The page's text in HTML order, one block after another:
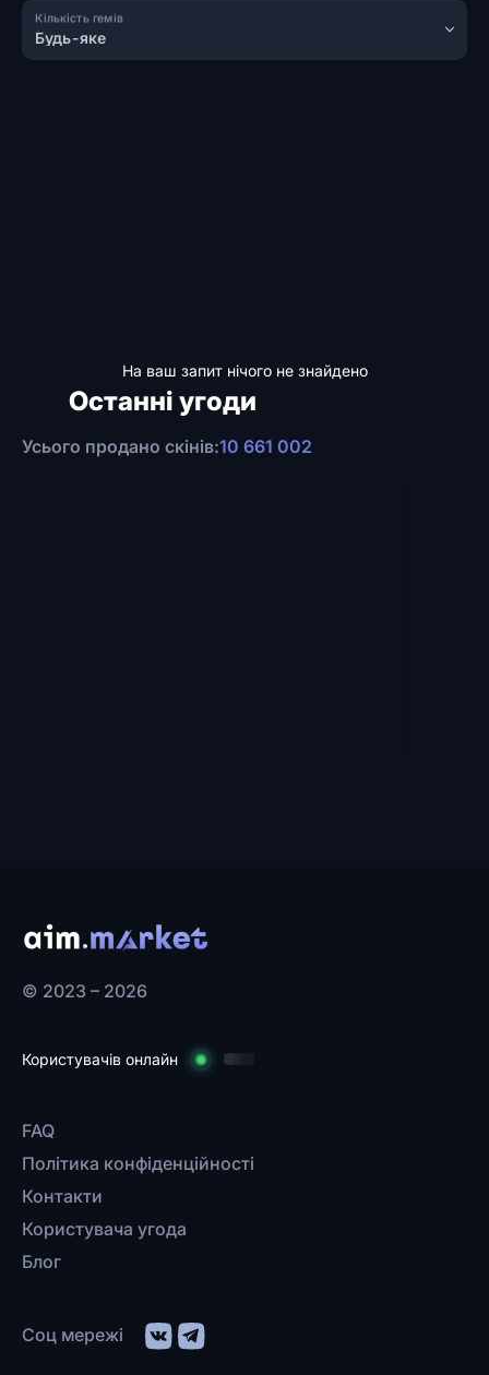
Будь-яке
Кількість гемів
На ваш запит нічого не знайдено
Останні угоди
Усього продано скінів:10 661 002
© 2023 – 2026
Користувачів онлайн
FAQ
Політика конфіденційності
Контакти
Користувача угода
Блог
Соц мережі